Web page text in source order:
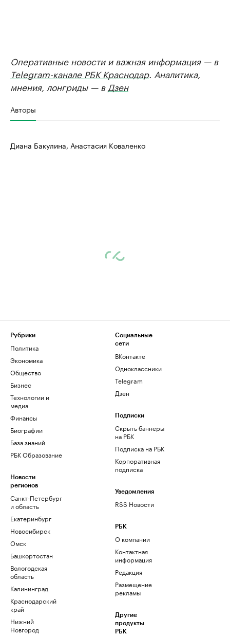
Оперативные новости и важная информация — в
Telegram-канале РБК Краснодар. Аналитика,
мнения, лонгриды — в Дзен
Авторы
Диана Бакулина, Анастасия Коваленко
Рубрики
Политика
Экономика
Общество
Бизнес
Технологии и
медиа
Финансы
Биографии
База знаний
РБК Образование
Новости
регионов
Санкт-Петербург
и область
Екатеринбург
Новосибирск
Омск
Башкортостан
Вологодская
область
Калининград
Краснодарский
край
Нижний
Новгород
Социальные
сети
ВКонтакте
Одноклассники
Telegram
Дзен
Подписки
Скрыть баннеры
на РБК
Подписка на РБК
Корпоративная
подписка
Уведомления
RSS Новости
РБК
О компании
Контактная
информация
Редакция
Размещение
рекламы
Другие
продукты
РБК